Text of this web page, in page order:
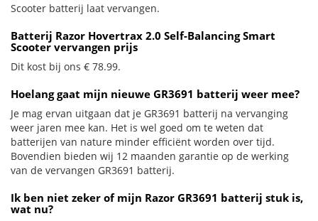
Scooter batterij laat vervangen.
Batterij Razor Hovertrax 2.0 Self-Balancing Smart
Scooter vervangen prijs
Dit kost bij ons € 78.99.
Hoelang gaat mijn nieuwe GR3691 batterij weer mee?
Je mag ervan uitgaan dat je GR3691 batterij na vervanging
weer jaren mee kan. Het is wel goed om te weten dat
batterijen van nature minder efficiënt worden over tijd.
Bovendien bieden wij 12 maanden garantie op de werking
van de vervangen GR3691 batterij.
Ik ben niet zeker of mijn Razor GR3691 batterij stuk is,
wat nu?